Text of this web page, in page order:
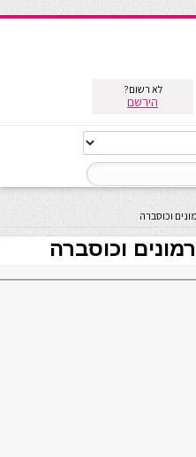
לא רשום?
הירשם
וכוסברה
וכוסברה